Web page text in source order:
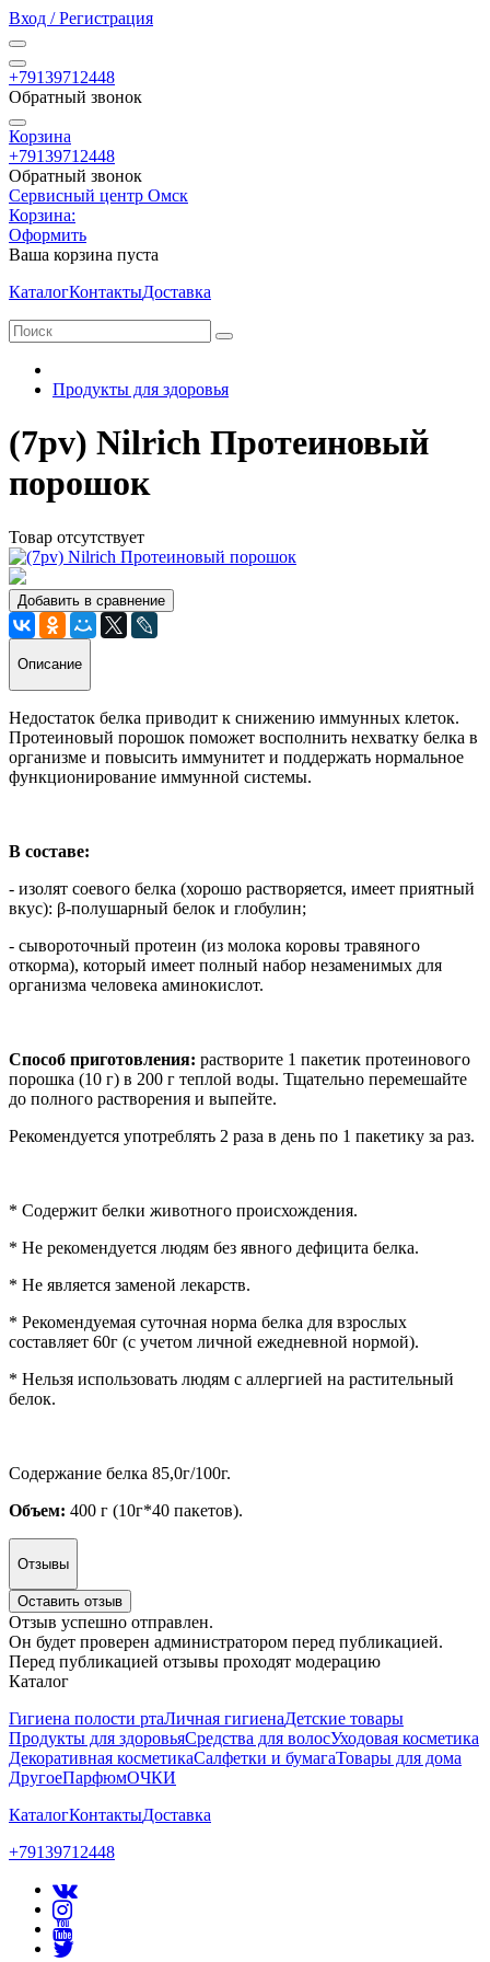
Вход / Регистрация
+79139712448
Обратный звонок
Корзина
+79139712448
Обратный звонок
Сервисный центр Омск
Корзина:
Оформить
Ваша корзина пуста
КаталогКонтактыДоставка
Продукты для здоровья
(7pv) Nilrich Протеиновый
порошок
Товар отсутствует
Добавить в сравнение
Описание
Недостаток белка приводит к снижению иммунных клеток.
Протеиновый порошок поможет восполнить нехватку белка в
организме и повысить иммунитет и поддержать нормальное
функционирование иммунной системы.
В составе:
- изолят соевого белка (хорошо растворяется, имеет приятный
вкус): β-полушарный белок и глобулин;
- сывороточный протеин (из молока коровы травяного
откорма), который имеет полный набор незаменимых для
организма человека аминокислот.
Способ приготовления: растворите 1 пакетик протеинового
порошка (10 г) в 200 г теплой воды. Тщательно перемешайте
до полного растворения и выпейте.
Рекомендуется употреблять 2 раза в день по 1 пакетику за раз.
* Содержит белки животного происхождения.
* Не рекомендуется людям без явного дефицита белка.
* Не является заменой лекарств.
* Рекомендуемая суточная норма белка для взрослых
составляет 60г (с учетом личной ежедневной нормой).
* Нельзя использовать людям с аллергией на растительный
белок.
Содержание белка 85,0г/100г.
Объем: 400 г (10г*40 пакетов).
Отзывы
Оставить отзыв
Отзыв успешно отправлен.
Он будет проверен администратором перед публикацией.
Перед публикацией отзывы проходят модерацию
Каталог
Гигиена полости ртаЛичная гигиенаДетские товары
Продукты для здоровьяСредства для волосУходовая косметика
Декоративная косметикаСалфетки и бумагаТовары для дома
ДругоеПарфюмОЧКИ
КаталогКонтактыДоставка
+79139712448